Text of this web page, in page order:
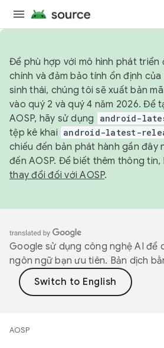
Để phù hợp với mô hình phát triển
chính và đảm bảo tính ổn định
sinh thái, chúng tôi sẽ xuất bản
vào quý 2 và quý 4 năm 2026. Để
AOSP, hãy sử dụng
android-
tệp kê khai android-latest-
chiếu đến bản phát hành gần đây
đến AOSP. Để biết thêm thông tin,
thay đổi đối với AOSP.
Google sử dụng công nghệ AI để
ngôn ngữ bạn ưu tiên. Bản dịch
AOSP